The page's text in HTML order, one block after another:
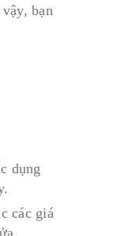
bạn
dụng
các giá